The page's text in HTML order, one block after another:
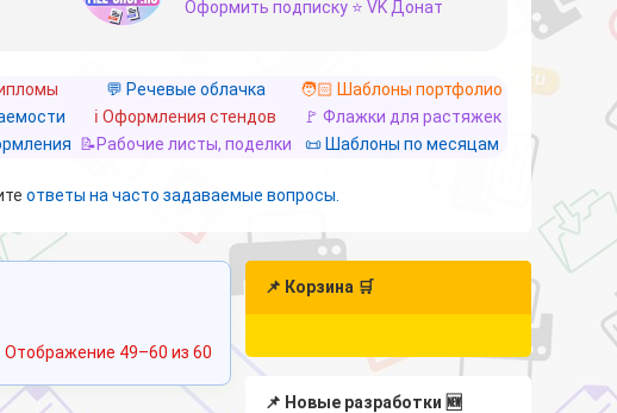
Оформить подписку ⭐ VK Донат
💬 Речевые облачка
🧑🏻 Шаблоны портфолио
ℹ️ Оформления стендов
🚩 Флажки для растяжек
📝Рабочие листы, поделки 📜 Шаблоны по месяцам
ответы на часто задаваемые вопросы.
Отображение 49–60 из 60 Сортировка:
самые
недавние
📌 Корзина 🛒
📌 Новые разработки 🆕